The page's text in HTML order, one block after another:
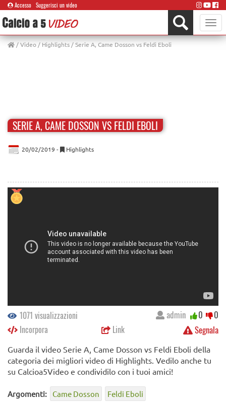
Accesso Suggerisci un video
Toggle
/Video/ Highlights/ Serie A, Came Dosson vs Feldi Eboli
SERIE A, CAME DOSSON VS FELDI EBOLI
20/02/2019 - Highlights
1071 visualizzazioni
Incorpora
Link Segnala
admin 0 0
Guarda il video Serie A, Came Dosson vs Feldi Eboli della
categoria dei migliori video di Highlights. Vedilo anche tu
su Calcioa5Video e condividilo con i tuoi amici!
Argomenti: Came Dosson Feldi Eboli